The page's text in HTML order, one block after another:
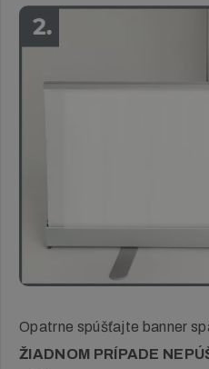
Opatrne spúšťajte banner
ŽIADNOM PRÍPADE